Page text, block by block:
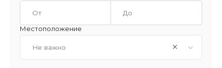
Местоположение
Не важно